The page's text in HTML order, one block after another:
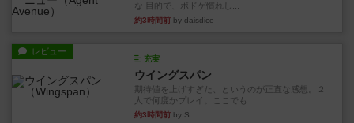
な 目的で、ボドゲ慣れし...
約3時間前 by daisdice
レビュー
充実
ウイングスパン
期待値を上げすぎた、というのが正直な感想。２
人で何度かプレイ。ここでも...
約3時間前 by S